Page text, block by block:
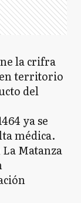
la crifra
territorio
del
ya se
médica.
Matanza